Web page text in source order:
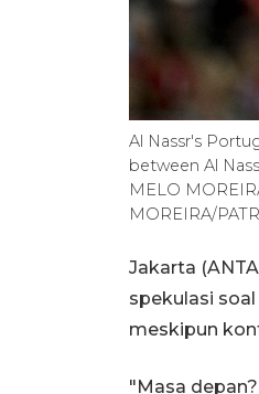
Al Nassr's
between Al
MELO
MOREIRA/
Jakarta
spekulasi
meskipun
"Masa